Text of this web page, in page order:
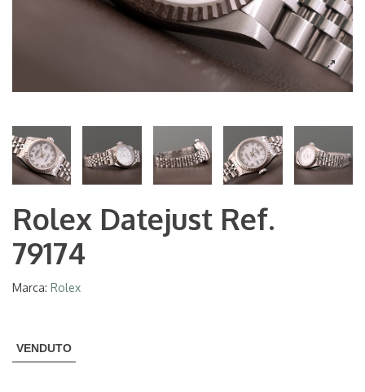
Rolex Datejust Ref.
79174
Marca: Rolex
VENDUTO